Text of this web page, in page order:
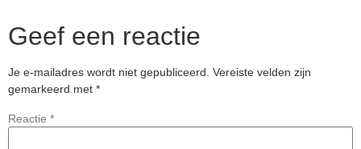
Geef een reactie
Je e-mailadres wordt niet gepubliceerd. Vereiste velden zijn
gemarkeerd met *
Reactie *